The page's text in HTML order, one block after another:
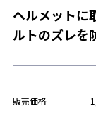
ヘルメットに
ルトのズレを
販売価格